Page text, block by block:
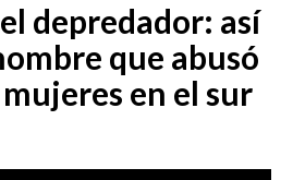
EMISIÓN 7:00 PM
depredador: así
que abusó
en el sur